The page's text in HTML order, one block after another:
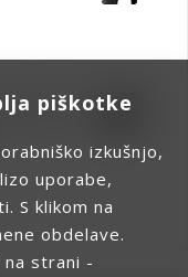
BE19
piškotke
izkušnjo,
uporabe,
S klikom na
obdelave.
na strani -